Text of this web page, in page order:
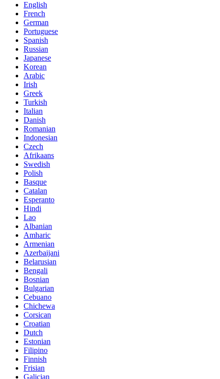
English
French
German
Portuguese
Spanish
Russian
Japanese
Korean
Arabic
Irish
Greek
Turkish
Italian
Danish
Romanian
Indonesian
Czech
Afrikaans
Swedish
Polish
Basque
Catalan
Esperanto
Hindi
Lao
Albanian
Amharic
Armenian
Azerbaijani
Belarusian
Bengali
Bosnian
Bulgarian
Cebuano
Chichewa
Corsican
Croatian
Dutch
Estonian
Filipino
Finnish
Frisian
Galician